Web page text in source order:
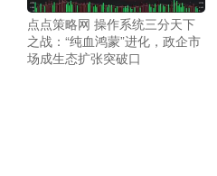
点点策略网 操作系统三分天下
之战：“纯血鸿蒙”进化，政企市
场成生态扩张突破口